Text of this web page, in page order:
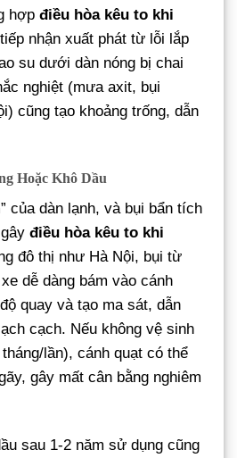
hợp điều hòa kêu to khi
nhận xuất phát từ lỗi lắp
su dưới dàn nóng bị chai
nghiệt (mưa axit, bụi
cũng tạo khoảng trống, dẫn
Hoặc Khô Dầu
của dàn lạnh, và bụi bẩn tích
điều hòa kêu to khi
đô thị như Hà Nội, bụi từ
dễ dàng bám vào cánh
quay và tạo ma sát, dẫn
cạch. Nếu không vệ sinh
lần), cánh quạt có thể
gây mất cân bằng nghiêm
sau 1-2 năm sử dụng cũng